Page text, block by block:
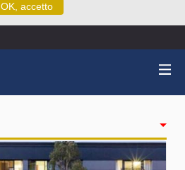
OK, accetto